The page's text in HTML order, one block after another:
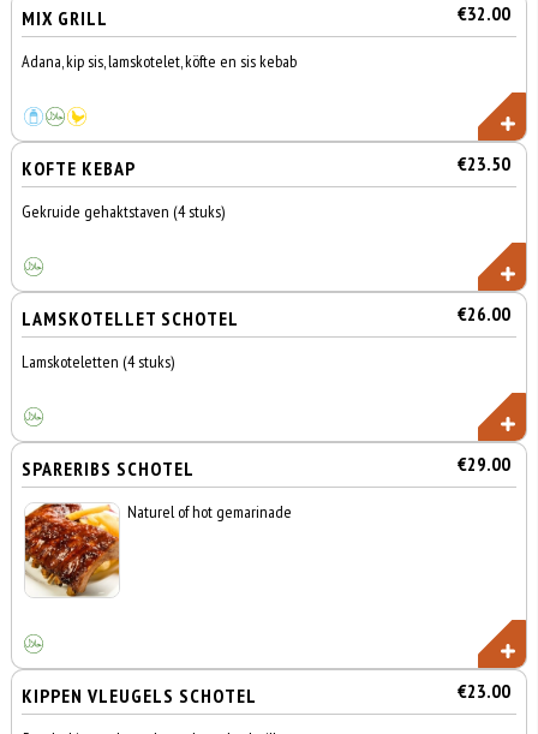
MIX GRILL €32.00
Adana, kip sis, lamskotelet, köfte en sis kebab
KOFTE KEBAP €23.50
Gekruide gehaktstaven (4 stuks)
LAMSKOTELLET SCHOTEL €26.00
Lamskoteletten (4 stuks)
SPARERIBS SCHOTEL €29.00
Naturel of hot gemarinade
KIPPEN VLEUGELS SCHOTEL €23.00